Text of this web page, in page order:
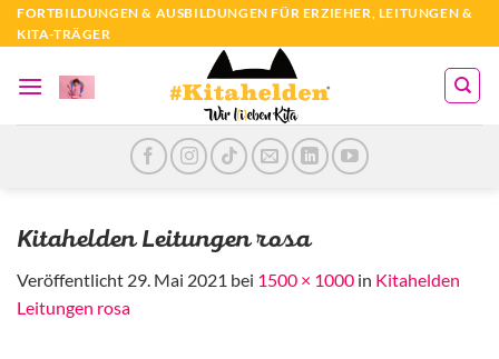
Zum
Inhalt
FORTBILDUNGEN & AUSBILDUNGEN FÜR ERZIEHER, LEITUNGEN &
KITA-TRÄGER
Kitahelden Leitungen rosa
Veröffentlicht 29. Mai 2021 bei 1500 × 1000 in Kitahelden
Leitungen rosa